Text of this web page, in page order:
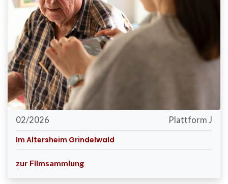
02/2026
Plattform J
Im Altersheim Grindelwald
zur Filmsammlung